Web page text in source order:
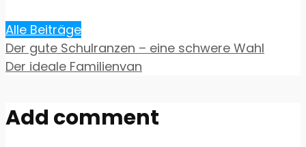
Alle Beiträge
Der gute Schulranzen – eine schwere Wahl
Der ideale Familienvan
Add comment